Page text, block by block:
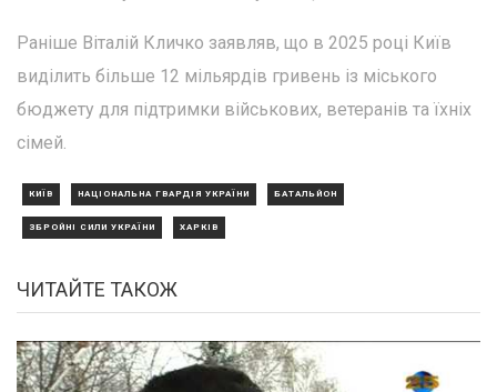
Раніше Віталій Кличко заявляв, що в 2025 році Київ
виділить більше 12 мільярдів гривень із міського
бюджету для підтримки військових, ветеранів та їхніх
сімей.
КИЇВ НАЦІОНАЛЬНА ГВАРДІЯ УКРАЇНИ БАТАЛЬЙОН
ЗБРОЙНІ СИЛИ УКРАЇНИ ХАРКІВ
ЧИТАЙТЕ ТАКОЖ